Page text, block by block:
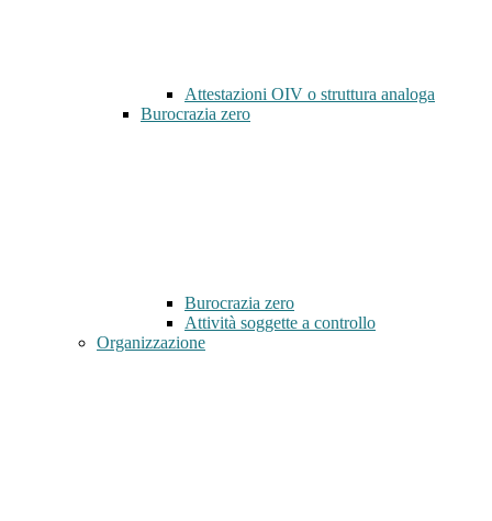
Attestazioni OIV o struttura analoga
Burocrazia zero
Burocrazia zero
Attività soggette a controllo
Organizzazione